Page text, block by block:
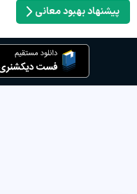
پیشنهاد بهبود معانی